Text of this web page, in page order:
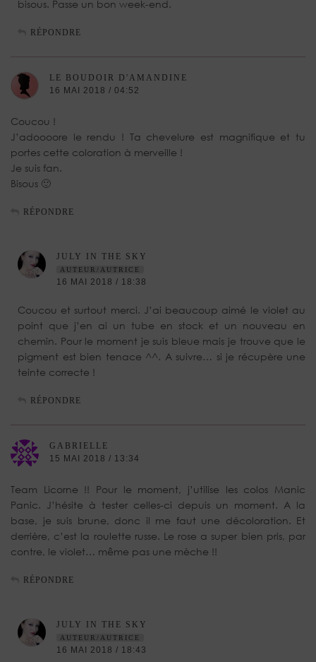
bisous. Passe un bon week-end.
RÉPONDRE
LE BOUDOIR D'AMANDINE
16 MAI 2018 / 04:52
Coucou !
J’adoooore le rendu ! Ta chevelure est magnifique et tu
portes cette coloration à merveille !
Je suis fan.
Bisous 🙂
RÉPONDRE
JULY IN THE SKY
AUTEUR/AUTRICE
16 MAI 2018 / 18:38
Coucou et surtout merci. J’ai beaucoup aimé le violet au
point que j’en ai un tube en stock et un nouveau en
chemin. Pour le moment je suis bleue mais je trouve que le
pigment est bien tenace ^^. A suivre… si je récupère une
teinte correcte !
RÉPONDRE
GABRIELLE
15 MAI 2018 / 13:34
Team Licorne !! Pour le moment, j’utilise les colos Manic
Panic. J’hésite à tester celles-ci depuis un moment. A la
base, je suis brune, donc il me faut une décoloration. Et
derrière, c’est la roulette russe. Le rose a super bien pris, par
contre, le violet… même pas une mèche !!
RÉPONDRE
JULY IN THE SKY
AUTEUR/AUTRICE
16 MAI 2018 / 18:43